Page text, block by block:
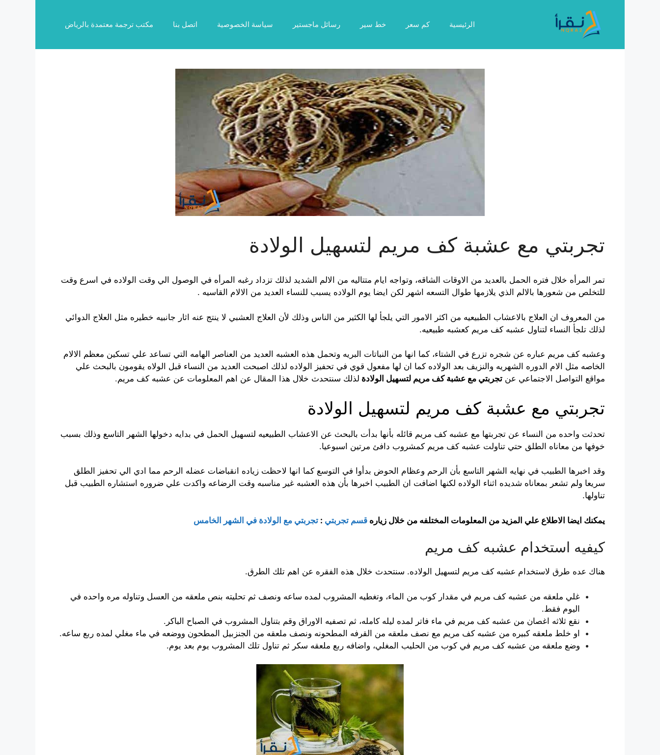
الرئيسية كم سعر خط سير رسائل ماجستير سياسة الخصوصية اتصل بنا مكتب ترجمة معتمدة بالرياض
تجربتي مع عشبة كف مريم لتسهيل الولادة
تمر المرأه خلال فتره الحمل بالعديد من الاوقات الشاقه، وتواجه ايام متتاليه من الالم الشديد لذلك تزداد رغبه المرأه في الوصول الي وقت الولاده في اسرع وقت
للتخلص من شعورها بالالم الذي يلازمها طوال التسعه اشهر لكن ايضا يوم الولاده يسبب للنساء العديد من الالام القاسيه .
من المعروف ان العلاج بالاعشاب الطبيعيه من اكثر الامور التي يلجأ لها الكثير من الناس وذلك لأن العلاج العشبي لا ينتج عنه اثار جانبيه خطيره مثل العلاج الدوائي
لذلك تلجأ النساء لتناول عشبه كف مريم كعشبه طبيعيه.
وعشبه كف مريم عباره عن شجره تزرع في الشتاء، كما انها من النباتات البريه وتحمل هذه العشبه العديد من العناصر الهامه التي تساعد علي تسكين معظم الالام
الخاصه مثل الام الدوره الشهريه والنزيف بعد الولاده كما ان لها مفعول قوي في تحفيز الولاده لذلك اصبحت العديد من النساء قبل الولاه يقومون بالبحث علي
مواقع التواصل الاجتماعي عن تجربتي مع عشبة كف مريم لتسهيل الولادة لذلك سنتحدث خلال هذا المقال عن اهم المعلومات عن عشبه كف مريم.
تجربتي مع عشبة كف مريم لتسهيل الولادة
تحدثت واحده من النساء عن تجربتها مع عشبه كف مريم قائله بأنها بدأت بالبحث عن الاعشاب الطبيعيه لتسهيل الحمل في بدايه دخولها الشهر التاسع وذلك بسبب
خوفها من معاناه الطلق حتي تناولت عشبه كف مريم كمشروب دافئ مرتين اسبوعيا.
وقد اخبرها الطبيب في نهايه الشهر التاسع بأن الرحم وعظام الحوض بدأوا في التوسع كما انها لاحظت زياده انقباضات عضله الرحم مما ادي الي تحفيز الطلق
سريعا ولم تشعر بمعاناه شديده اثناء الولاده لكنها اضافت ان الطبيب اخبرها بأن هذه العشبه غير مناسبه وقت الرضاعه واكدت علي ضروره استشاره الطبيب قبل
تناولها.
يمكنك ايضا الاطلاع علي المزيد من المعلومات المختلفه من خلال زياره قسم تجربتي : تجربتي مع الولادة في الشهر الخامس
كيفيه استخدام عشبه كف مريم
هناك عده طرق لاستخدام عشبه كف مريم لتسهيل الولاده. سنتحدث خلال هذه الفقره عن اهم تلك الطرق.
غلي ملعقه من عشبه كف مريم في مقدار كوب من الماء، وتغطيه المشروب لمده ساعه ونصف ثم تحليته بنص ملعقه من العسل وتناوله مره واحده في
اليوم فقط.
نقع ثلاثه اغصان من عشبه كف مريم في ماء فاتر لمده ليله كامله، ثم تصفيه الاوراق وقم بتناول المشروب في الصباح الباكر.
او خلط ملعقه كبيره من عشبه كف مريم مع نصف ملعقه من القرفه المطحونه ونصف ملعقه من الجنزبيل المطحون ووضعه في ماء مغلي لمده ربع ساعه.
وضع ملعقه من عشبه كف مريم في كوب من الحليب المغلي، واضافه ربع ملعقه سكر ثم تناول تلك المشروب يوم بعد يوم.